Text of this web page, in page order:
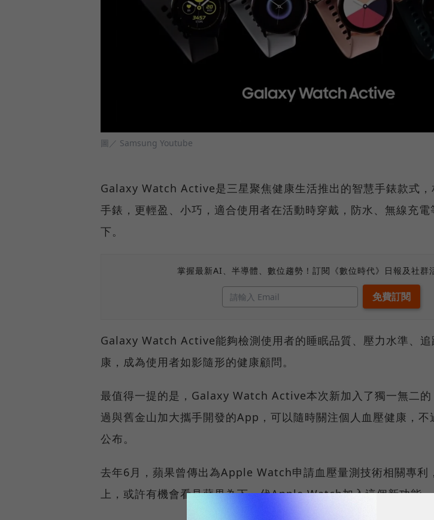
圖／ Samsung Youtube
Galaxy Watch Active是三星聚焦健康生活推出的智慧手錶款式，
手錶，更輕盈、小巧，適合使用者在活動時穿戴，防水、無線充
下。
掌握最新AI、半導體、數位趨勢！訂閱《數位時代》日報及社群
Galaxy Watch Active能夠檢測使用者的睡眠品質、壓力水準、追
康，成為使用者如影隨形的健康顧問。
最值得一提的是，Galaxy Watch Active本次新加入了獨一無二的
過與舊金山加大攜手開發的App，可以隨時關注個人血壓健康，不
公布。
去年6月，蘋果曾傳出為Apple Watch申請血壓量測技術相關專利
上，或許有機會看見蘋果為下一代Apple Watch加入這個新功能。